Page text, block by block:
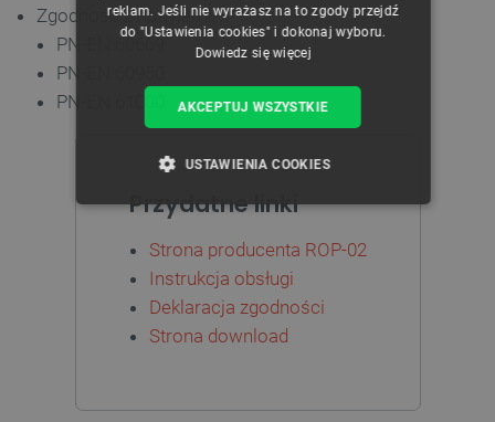
Zgodność z normami:
PN-EN 60669
PN-EN 60950
PN-EN 61000
Przydatne linki
Strona producenta ROP-02
Instrukcja obsługi
Deklaracja zgodności
Strona download
reklam. Jeśli nie wyrażasz na to zgody przejdź
do "Ustawienia cookies" i dokonaj wyboru.
Dowiedz się więcej
AKCEPTUJ WSZYSTKIE
USTAWIENIA COOKIES
NIEZBĘDNE WYDAJNOŚĆ
FUNKCJONALNOŚĆ